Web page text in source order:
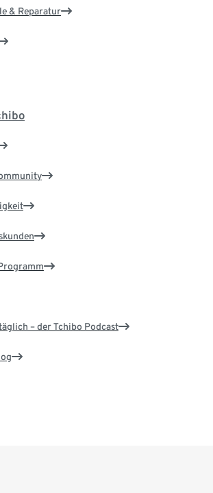
& Reparatur
– der Tchibo Podcast